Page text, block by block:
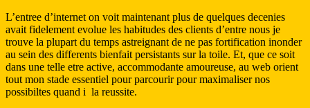
L’entree d’internet on voit maintenant plus de quelques decenies
avait fidelement evolue les habitudes des clients d’entre nous je
trouve la plupart du temps astreignant de ne pas fortification inonder
au sein des differents bienfait persistants sur la toile. Et, que ce soit
dans une telle etre active, accommodante amoureuse, au web orient
tout mon stade essentiel pour parcourir pour maximaliser nos
possibiltes quand i la reussite.